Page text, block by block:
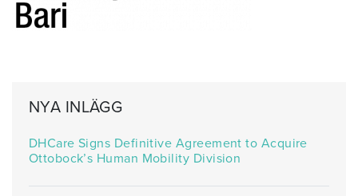
NYA INLÄGG
DHCare Signs Definitive Agreement to Acquire
Ottobock’s Human Mobility Division